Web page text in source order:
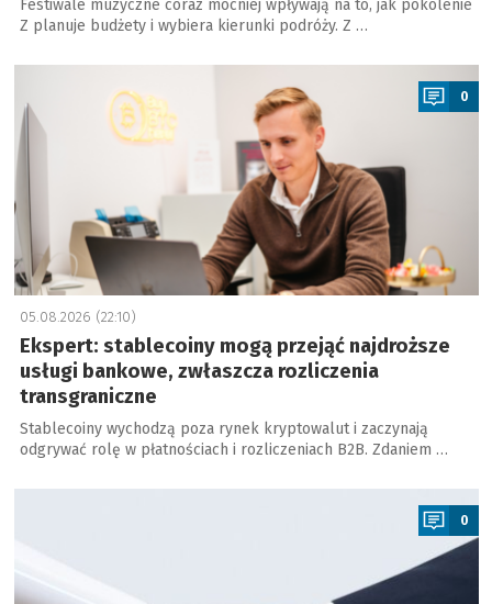
Festiwale muzyczne coraz mocniej wpływają na to, jak pokolenie
Z planuje budżety i wybiera kierunki podróży. Z …
a
0
05.08.2026 (22:10)
Ekspert: stablecoiny mogą przejąć najdroższe
usługi bankowe, zwłaszcza rozliczenia
transgraniczne
Stablecoiny wychodzą poza rynek kryptowalut i zaczynają
odgrywać rolę w płatnościach i rozliczeniach B2B. Zdaniem …
a
0